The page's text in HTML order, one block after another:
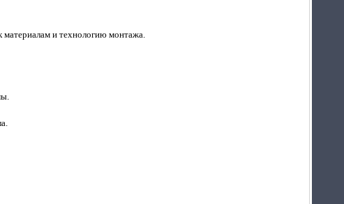
материалам и технологию монтажа.